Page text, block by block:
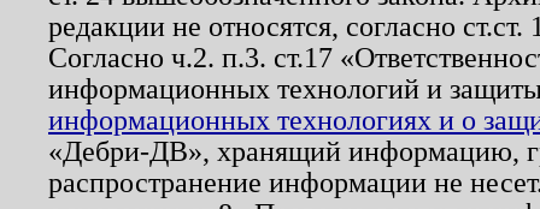
редакции не относятся, согласно
Согласно ч.2. п.3. ст.17
информационных технологий и
информационных технологиях и о
«Дебри-ДВ», хранящий информацию,
распространение информации не